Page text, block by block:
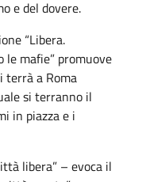
e del dovere.
“Libera.
le mafie” promuove
terrà a Roma
si terranno il
in piazza e i
libera” – evoca il